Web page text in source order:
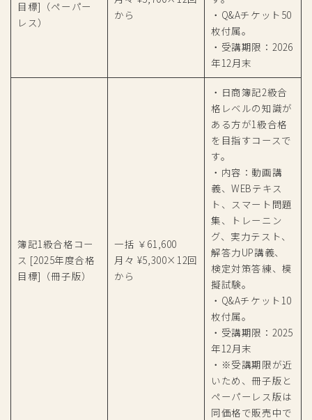
目標]（ペーパー
レス）
から
・Q&Aチケット50
枚付属。
・受講期限：2026
年12月末
簿記1級合格コー
ス [2025年度合格
目標]（冊子版）
一括 ￥61,600
月々 ¥5,300×12回
から
・日商簿記2級合
格レベルの知識が
ある方が1級合格
を目指すコースで
す。
・内容：動画講
義、WEBテキス
ト、スマート問題
集、トレーニン
グ、実力テスト、
解答力UP講義、
検定対策答練、模
擬試験。
・Q&Aチケット10
枚付属。
・受講期限：2025
年12月末
・※受講期限が近
いため、冊子版と
ペーパーレス版は
同価格で販売中で